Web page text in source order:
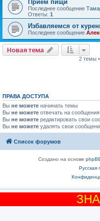
Прием пищи
Последнее сообщение
Ответы: 1
Избавляемся от
Последнее сообщение
Новая тема
2 темы
ПРАВА ДОСТУПА
Вы не можете начинать темы
Вы не можете отвечать на сообщения
Вы не можете редактировать свои
Вы не можете удалять свои
Список форумов
Создано на основе
Русская